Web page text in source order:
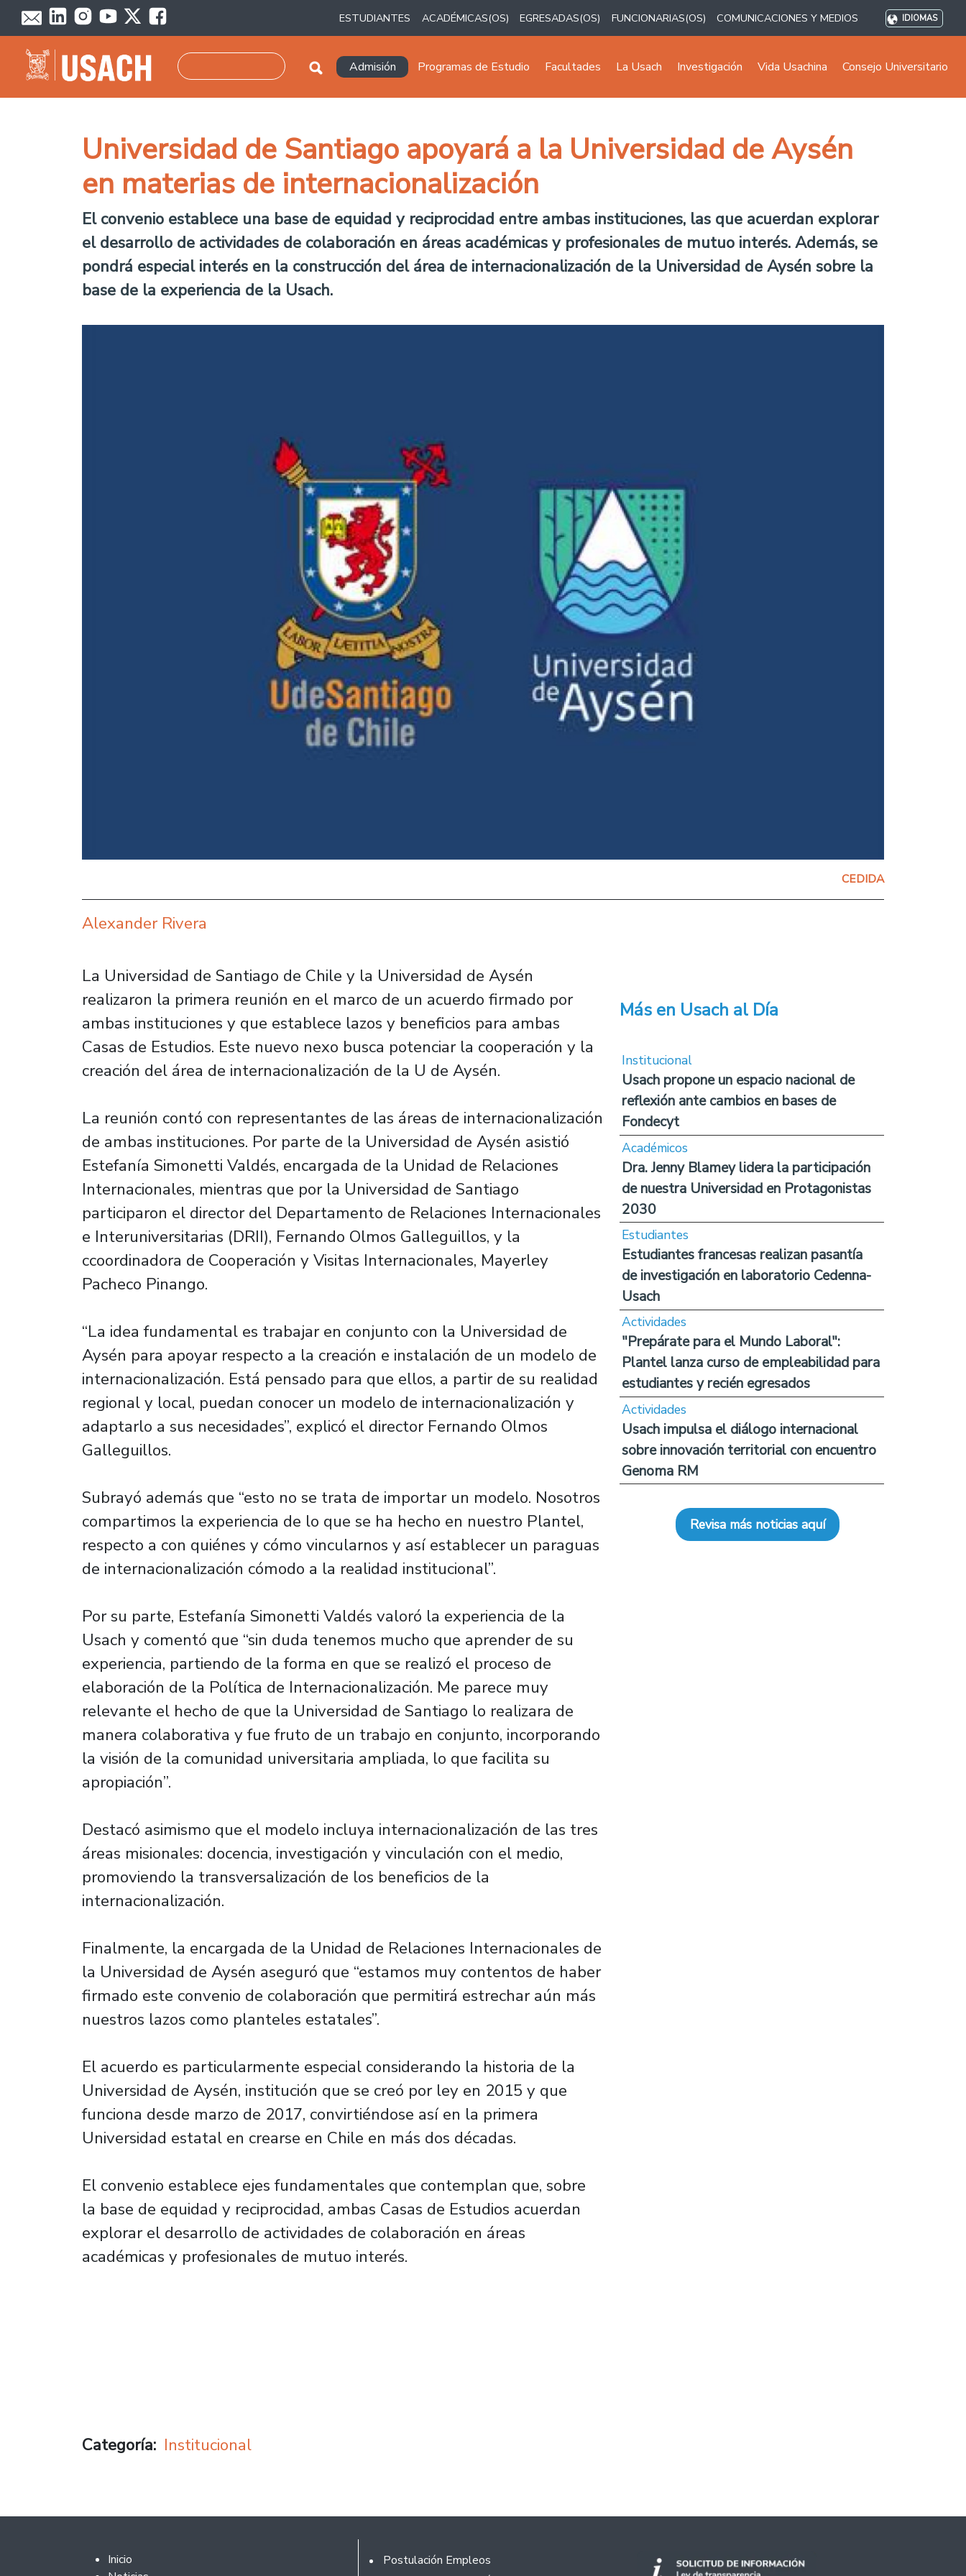
Pasar al contenido principal
ESTUDIANTES ACADÉMICAS(OS) EGRESADAS(OS) FUNCIONARIAS(OS) COMUNICACIONES Y MEDIOS IDIOMAS
Navegación principal
Admisión Programas de Estudio Facultades La Usach Investigación Vida Usachina Consejo Universitario
Universidad de Santiago apoyará a la Universidad de Aysén
en materias de internacionalización
El convenio establece una base de equidad y reciprocidad entre ambas instituciones, las que acuerdan explorar
el desarrollo de actividades de colaboración en áreas académicas y profesionales de mutuo interés. Además, se
pondrá especial interés en la construcción del área de internacionalización de la Universidad de Aysén sobre la
base de la experiencia de la Usach.
CEDIDA
Alexander Rivera
La Universidad de Santiago de Chile y la Universidad de Aysén
realizaron la primera reunión en el marco de un acuerdo firmado por
ambas instituciones y que establece lazos y beneficios para ambas
Casas de Estudios. Este nuevo nexo busca potenciar la cooperación y la
creación del área de internacionalización de la U de Aysén.
La reunión contó con representantes de las áreas de internacionalización
de ambas instituciones. Por parte de la Universidad de Aysén asistió
Estefanía Simonetti Valdés, encargada de la Unidad de Relaciones
Internacionales, mientras que por la Universidad de Santiago
participaron el director del Departamento de Relaciones Internacionales
e Interuniversitarias (DRII), Fernando Olmos Galleguillos, y la
ccoordinadora de Cooperación y Visitas Internacionales, Mayerley
Pacheco Pinango.
“La idea fundamental es trabajar en conjunto con la Universidad de
Aysén para apoyar respecto a la creación e instalación de un modelo de
internacionalización. Está pensado para que ellos, a partir de su realidad
regional y local, puedan conocer un modelo de internacionalización y
adaptarlo a sus necesidades”, explicó el director Fernando Olmos
Galleguillos.
Subrayó además que “esto no se trata de importar un modelo. Nosotros
compartimos la experiencia de lo que se ha hecho en nuestro Plantel,
respecto a con quiénes y cómo vincularnos y así establecer un paraguas
de internacionalización cómodo a la realidad institucional”.
Por su parte, Estefanía Simonetti Valdés valoró la experiencia de la
Usach y comentó que “sin duda tenemos mucho que aprender de su
experiencia, partiendo de la forma en que se realizó el proceso de
elaboración de la Política de Internacionalización. Me parece muy
relevante el hecho de que la Universidad de Santiago lo realizara de
manera colaborativa y fue fruto de un trabajo en conjunto, incorporando
la visión de la comunidad universitaria ampliada, lo que facilita su
apropiación”.
Destacó asimismo que el modelo incluya internacionalización de las tres
áreas misionales: docencia, investigación y vinculación con el medio,
promoviendo la transversalización de los beneficios de la
internacionalización.
Finalmente, la encargada de la Unidad de Relaciones Internacionales de
la Universidad de Aysén aseguró que “estamos muy contentos de haber
firmado este convenio de colaboración que permitirá estrechar aún más
nuestros lazos como planteles estatales”.
El acuerdo es particularmente especial considerando la historia de la
Universidad de Aysén, institución que se creó por ley en 2015 y que
funciona desde marzo de 2017, convirtiéndose así en la primera
Universidad estatal en crearse en Chile en más dos décadas.
El convenio establece ejes fundamentales que contemplan que, sobre
la base de equidad y reciprocidad, ambas Casas de Estudios acuerdan
explorar el desarrollo de actividades de colaboración en áreas
académicas y profesionales de mutuo interés.
Categoría Institucional
Más en Usach al Día
Institucional
Usach propone un espacio nacional de
reflexión ante cambios en bases de
Fondecyt
Académicos
Dra. Jenny Blamey lidera la participación
de nuestra Universidad en Protagonistas
2030
Estudiantes
Estudiantes francesas realizan pasantía
de investigación en laboratorio Cedenna-
Usach
Actividades
"Prepárate para el Mundo Laboral":
Plantel lanza curso de empleabilidad para
estudiantes y recién egresados
Actividades
Usach impulsa el diálogo internacional
sobre innovación territorial con encuentro
Genoma RM
Revisa más noticias aquí
Footer 2
Inicio
Footer
Postulación Empleos